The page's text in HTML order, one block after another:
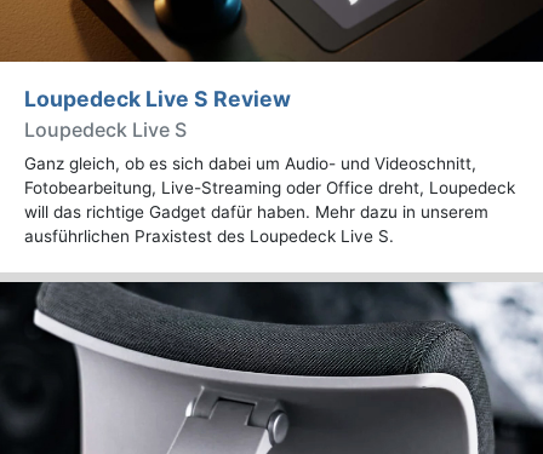
Loupedeck Live S Review
Loupedeck Live S
Ganz gleich, ob es sich dabei um Audio- und Videoschnitt,
Fotobearbeitung, Live-Streaming oder Office dreht, Loupedeck
will das richtige Gadget dafür haben. Mehr dazu in unserem
ausführlichen Praxistest des Loupedeck Live S.